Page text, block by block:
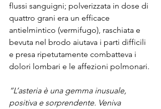
flussi sanguigni; polverizzata in dose di
quattro grani era un efficace
antielmintico (vermifugo), raschiata e
bevuta nel brodo aiutava i parti difficili
e presa ripetutamente combatteva i
dolori lombari e le affezioni polmonari.
“L’asteria è una gemma inusuale,
positiva e sorprendente. Veniva